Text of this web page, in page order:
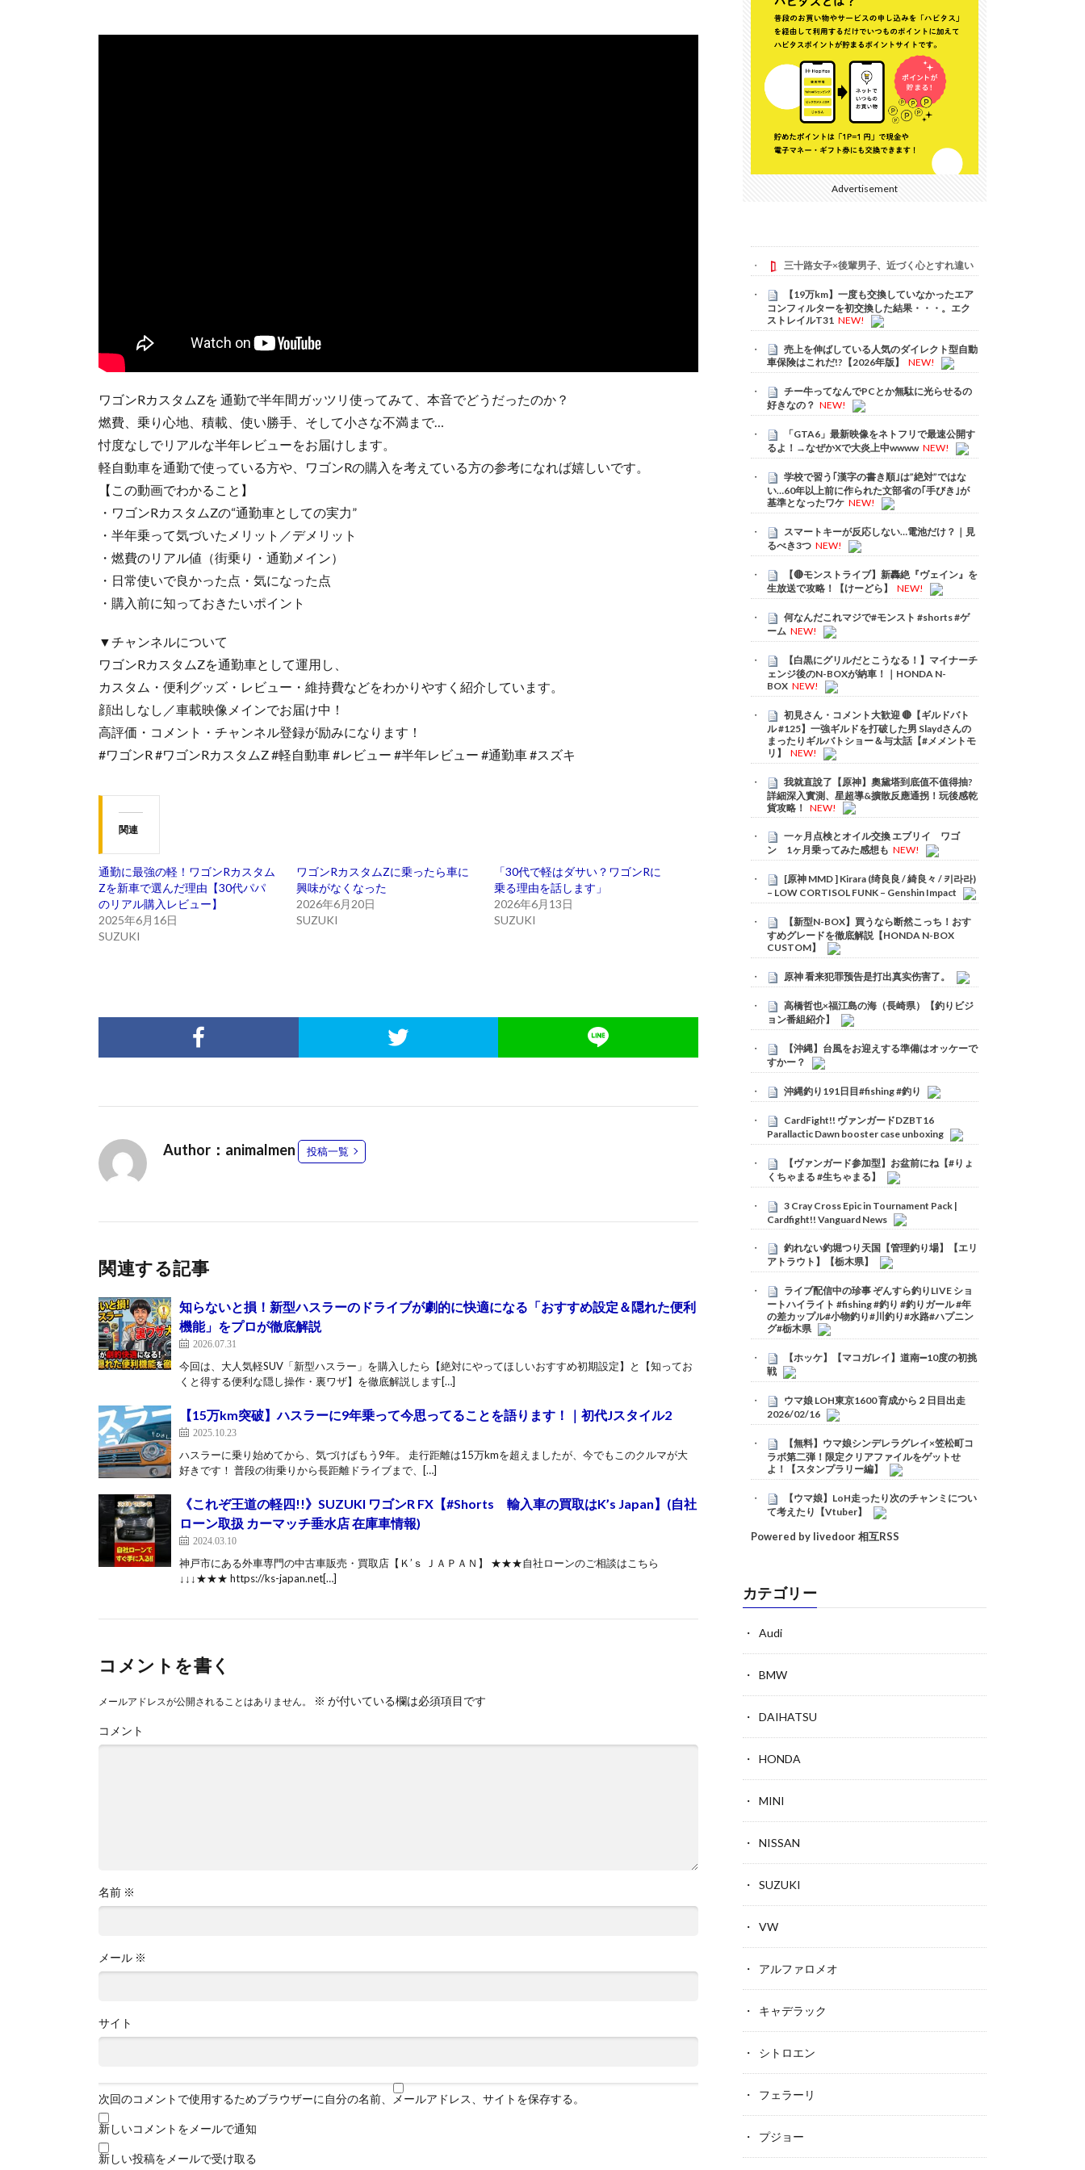
ワゴンRカスタムZを 通勤で半年間ガッツリ使ってみて、本音でどうだったのか？
燃費、乗り心地、積載、使い勝手、そして小さな不満まで…
忖度なしでリアルな半年レビューをお届けします。
軽自動車を通勤で使っている方や、ワゴンRの購入を考えている方の参考になれば嬉しいです。
【この動画でわかること】
・ワゴンRカスタムZの“通勤車としての実力”
・半年乗って気づいたメリット／デメリット
・燃費のリアル値（街乗り・通勤メイン）
・日常使いで良かった点・気になった点
・購入前に知っておきたいポイント
▼チャンネルについて
ワゴンRカスタムZを通勤車として運用し、
カスタム・便利グッズ・レビュー・維持費などをわかりやすく紹介しています。
顔出しなし／車載映像メインでお届け中！
高評価・コメント・チャンネル登録が励みになります！
#ワゴンR #ワゴンRカスタムZ #軽自動車 #レビュー #半年レビュー #通勤車 #スズキ
関連
通勤に最強の軽！ワゴンRカスタム
Zを新車で選んだ理由【30代パパ
のリアル購入レビュー】
2025年6月16日
SUZUKI
ワゴンRカスタムZに乗ったら車に
興味がなくなった
2026年6月20日
SUZUKI
「30代で軽はダサい？ワゴンRに
乗る理由を話します」
2026年6月13日
SUZUKI
Author：animalmen 投稿一覧
関連する記事
知らないと損！新型ハスラーのドライブが劇的に快適になる「おすすめ設定＆隠れた便利
機能」をプロが徹底解説
2026.07.31
今回は、大人気軽SUV「新型ハスラー」を購入したら【絶対にやってほしいおすすめ初期設定】と【知ってお
くと得する便利な隠し操作・裏ワザ】を徹底解説します[…]
【15万km突破】ハスラーに9年乗って今思ってることを語ります！｜初代Jスタイル2
2025.10.23
ハスラーに乗り始めてから、気づけばもう9年。 走行距離は15万kmを超えましたが、今でもこのクルマが大
好きです！ 普段の街乗りから長距離ドライブまで、[…]
《これぞ王道の軽四!!》SUZUKI ワゴンR FX【#Shorts 輸入車の買取はK’s Japan】(自社
ローン取扱 カーマッチ垂水店 在庫車情報)
2024.03.10
神戸市にある外車専門の中古車販売・買取店【Ｋ’ｓ ＪＡＰＡＮ】 ★★★自社ローンのご相談はこちら
↓↓↓★★★ https://ks-japan.net[…]
コメントを書く
メールアドレスが公開されることはありません。 ※ が付いている欄は必須項目です
コメント
名前 ※
メール ※
サイト
次回のコメントで使用するためブラウザーに自分の名前、メールアドレス、サイトを保存する。
新しいコメントをメールで通知
新しい投稿をメールで受け取る
Advertisement
三十路女子×後輩男子、近づく心とすれ違い
【19万km】一度も交換していなかったエア
コンフィルターを初交換した結果・・・。エク
ストレイルT31 NEW!
売上を伸ばしている人気のダイレクト型自動
車保険はこれだ!?【2026年版】
NEW!
チー牛ってなんでPCとか無駄に光らせるの
好きなの？ NEW!
「GTA6」最新映像をネトフリで最速公開す
るよ！→なぜかXで大炎上中wwww NEW!
学校で習う｢漢字の書き順｣は”絶対”ではな
い…60年以上前に作られた文部省の｢手びき｣が
基準となったワケ NEW!
スマートキーが反応しない…電池だけ？｜見
るべき3つ NEW!
【🔴モンストライブ】新轟絶『ヴェイン』を
生放送で攻略！【けーどら】
NEW!
何なんだこれマジで#モンスト #shorts #ゲ
ーム NEW!
【白黒にグリルだとこうなる！】マイナーチ
ェンジ後のN-BOXが納車！｜HONDA N-
BOX NEW!
初見さん・コメント大歓迎 🔴【ギルドバト
ル #125】一強ギルドを打破した男 Slaydさんの
まったりギルバトショー＆与太話【#メメントモ
リ】
NEW!
我就直說了【原神】奧黛塔到底值不值得抽?
詳細深入實測、星超導&擴散反應通拐！玩後感乾
貨攻略！
NEW!
一ヶ月点検とオイル交換 エブリイ ワゴ
ン 1ヶ月乗ってみた感想も NEW!
[原神 MMD ] Kirara (绮良良 / 綺良々 / 키라라)
– LOW CORTISOL FUNK – Genshin Impact
【新型N-BOX】買うなら断然こっち！おす
すめグレードを徹底解説【HONDA N-BOX
CUSTOM】
原神 看来犯罪预告是打出真实伤害了。
高橋哲也×福江島の海（長崎県）【釣りビジ
ョン番組紹介】
【沖縄】台風をお迎えする準備はオッケーで
すかー？
沖縄釣り191日目#fishing #釣り
CardFight!! ヴァンガードDZBT16
Parallactic Dawn booster case unboxing
【ヴァンガード参加型】お盆前にね【#りょ
くちゃまる #生ちゃまる】
3 Cray Cross Epic in Tournament Pack |
Cardfight!! Vanguard News
釣れない釣堀つり天国【管理釣り場】【エリ
アトラウト】【栃木県】
ライブ配信中の珍事 ぞんすら釣りLIVE ショ
ートハイライト #fishing #釣り #釣りガール #年
の差カップル#小物釣り#川釣り#水路#ハプニン
グ#栃木県
【ホッケ】【マコガレイ】道南➖10度の初挑
戦
ウマ娘 LOH東京1600 育成から２日目出走
2026/02/16
【無料】ウマ娘シンデレラグレイ×笠松町コ
ラボ第二弾！限定クリアファイルをゲットせ
よ！【スタンプラリー編】
【ウマ娘】LoH走ったり次のチャンミについ
て考えたり【Vtuber】
Powered by livedoor 相互RSS
カテゴリー
Audi
BMW
DAIHATSU
HONDA
MINI
NISSAN
SUZUKI
VW
アルファロメオ
キャデラック
シトロエン
フェラーリ
プジョー